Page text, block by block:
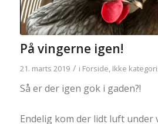
På vingerne igen!
21. marts 2019 / i Forside, Ikke
Så er der igen gok i gaden?!
Endelig kom der lidt luft under